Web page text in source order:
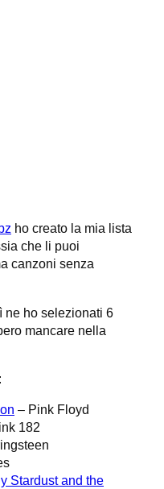
ho creato la mia lista
che li puoi
canzoni senza
ne ho selezionati 6
mancare nella
– Pink Floyd
182
Stardust and the